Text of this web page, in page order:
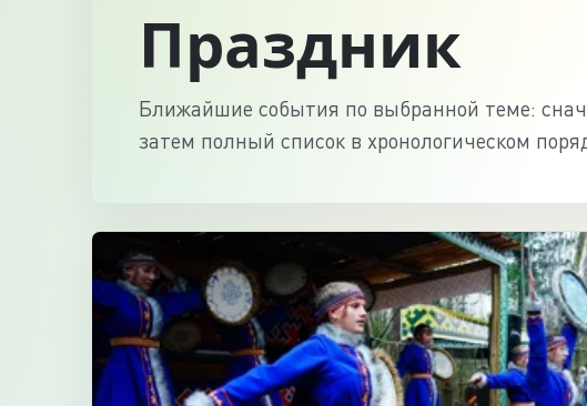
Праздник
Ближайшие события по выбранной теме:
затем полный список в хронологическом